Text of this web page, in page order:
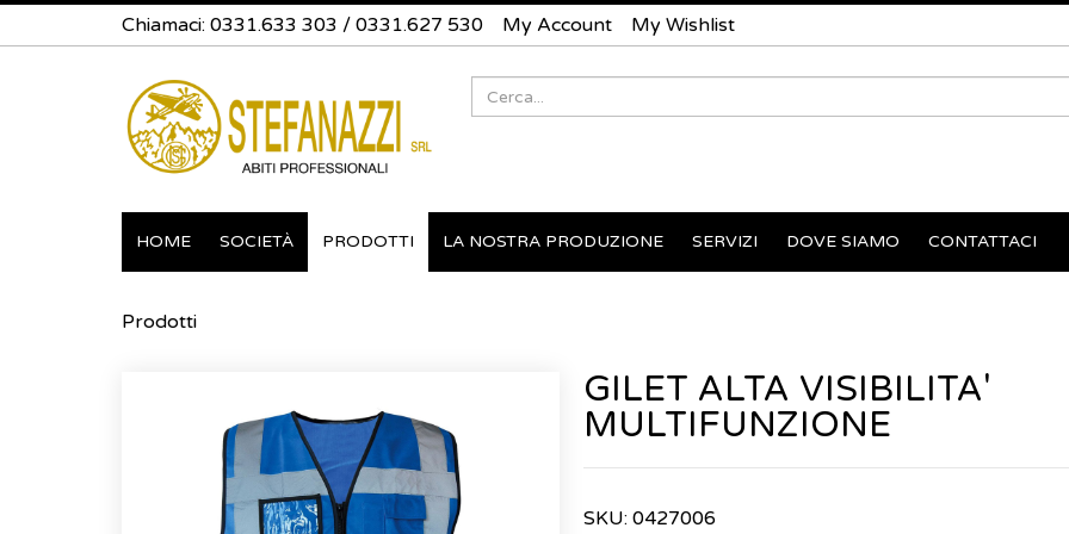
Chiamaci: 0331.633 303 / 0331.627 530 My Account My Wishlist
Search
HOME SOCIETÀ PRODOTTI LA NOSTRA PRODUZIONE SERVIZI DOVE SIAMO CONTATTACI
Prodotti
GILET ALTA VISIBILITA'
MULTIFUNZIONE
SKU: 0427006